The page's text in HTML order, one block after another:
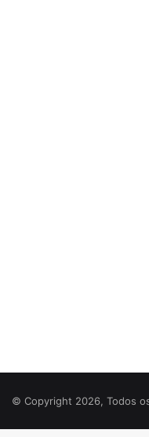
© Copyright 2026, Todos